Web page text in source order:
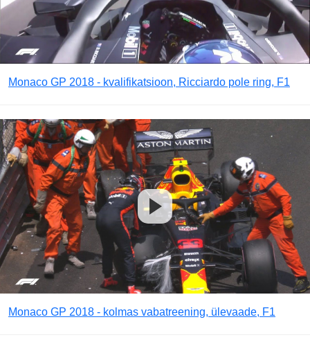
Monaco GP 2018 - kvalifikatsioon, Ricciardo pole ring, F1
Monaco GP 2018 - kolmas vabatreening, ülevaade, F1